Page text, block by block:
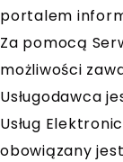
portalem
Za pomocą
możliwości
Usługodawca
Usług
obowiązany